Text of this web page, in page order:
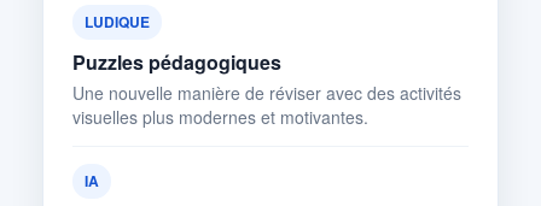
LUDIQUE
Puzzles pédagogiques
Une nouvelle manière de réviser avec des activités
visuelles plus modernes et motivantes.
IA